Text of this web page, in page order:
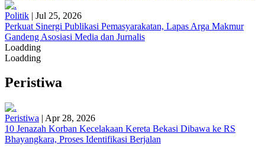
Politik | Jul 25, 2026
Perkuat Sinergi Publikasi Pemasyarakatan, Lapas Arga Makmur
Gandeng Asosiasi Media dan Jurnalis
Loadding
Loadding
Peristiwa
Peristiwa | Apr 28, 2026
10 Jenazah Korban Kecelakaan Kereta Bekasi Dibawa ke RS
Bhayangkara, Proses Identifikasi Berjalan